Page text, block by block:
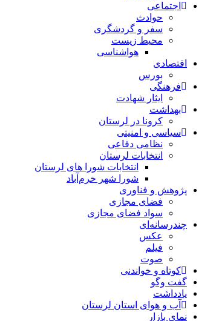
اجتماعی
حوادث
سفر و گردشگری
محیط زیست
هواشناسی
اقتصادی
بورس
فرهنگی
ایثار شهادت
بهداشت
کرونا در لرستان
سیاسی و امنیتی
نظامی دفاعی
انتخابات لرستان
انتخابات شورا های لرستان
شورا شهر خرم‌آباد
پژوهش و فناوری
فضای مجازی
سواد فضای مجازی
چندرسانه‌ای
عكس
فیلم
صوت
کوتاه و خواندنی
گفت وگو
یادداشت
آب و هوای استان لرستان
نمای بازار